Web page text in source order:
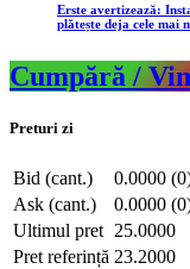
Erste avertizează:
plătește deja cele mai
Cumpără /
Preturi zi
Bid (cant.)
0.0000
Ask (cant.)
0.0000
Ultimul pret 25.0000
Pret referință 23.2000